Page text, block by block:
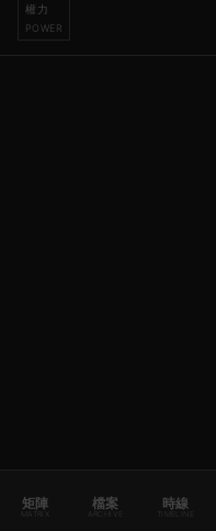
矩陣
MATRIX
檔案
ARCHIVE
時線
庫、系統預設、代理決…
權力
POWER